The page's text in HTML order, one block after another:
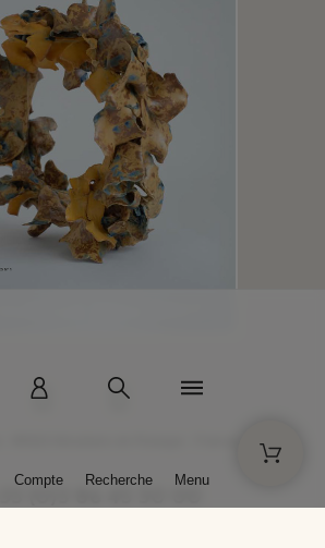
+33 (0)3 86 45 50 00
Compte Recherche Menu